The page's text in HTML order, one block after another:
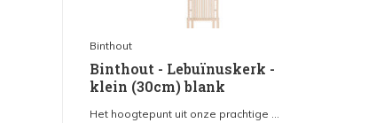
Binthout
Binthout - Lebuïnuskerk -
klein (30cm) blank
Het hoogtepunt uit onze prachtige ...